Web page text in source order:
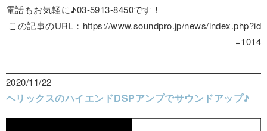
電話もお気軽に♪03-5913-8450です！
この記事のURL： https://www.soundpro.jp/news/index.php?id
=1014
2020/11/22
ヘリックスのハイエンドDSPアンプでサウンドアップ♪